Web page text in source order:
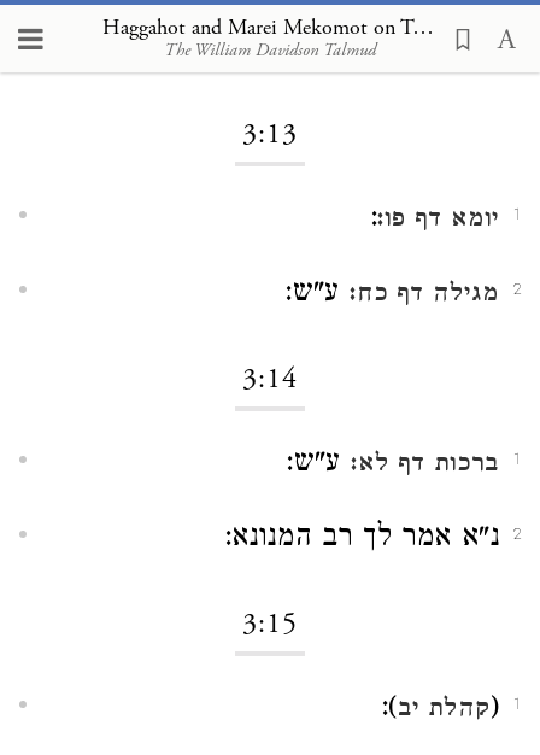
Haggahot and Marei Mekomot on Tractate Kallah Rabbati 3:13
The William Davidson Talmud
Loading...
3:13
1 יומא דף פו::
2 מגילה דף כח: ע"ש:
3:14
1 ברכות דף לא: ע"ש:
2 נ"א אמר לך רב המנונא:
3:15
1
(קהלת יב):